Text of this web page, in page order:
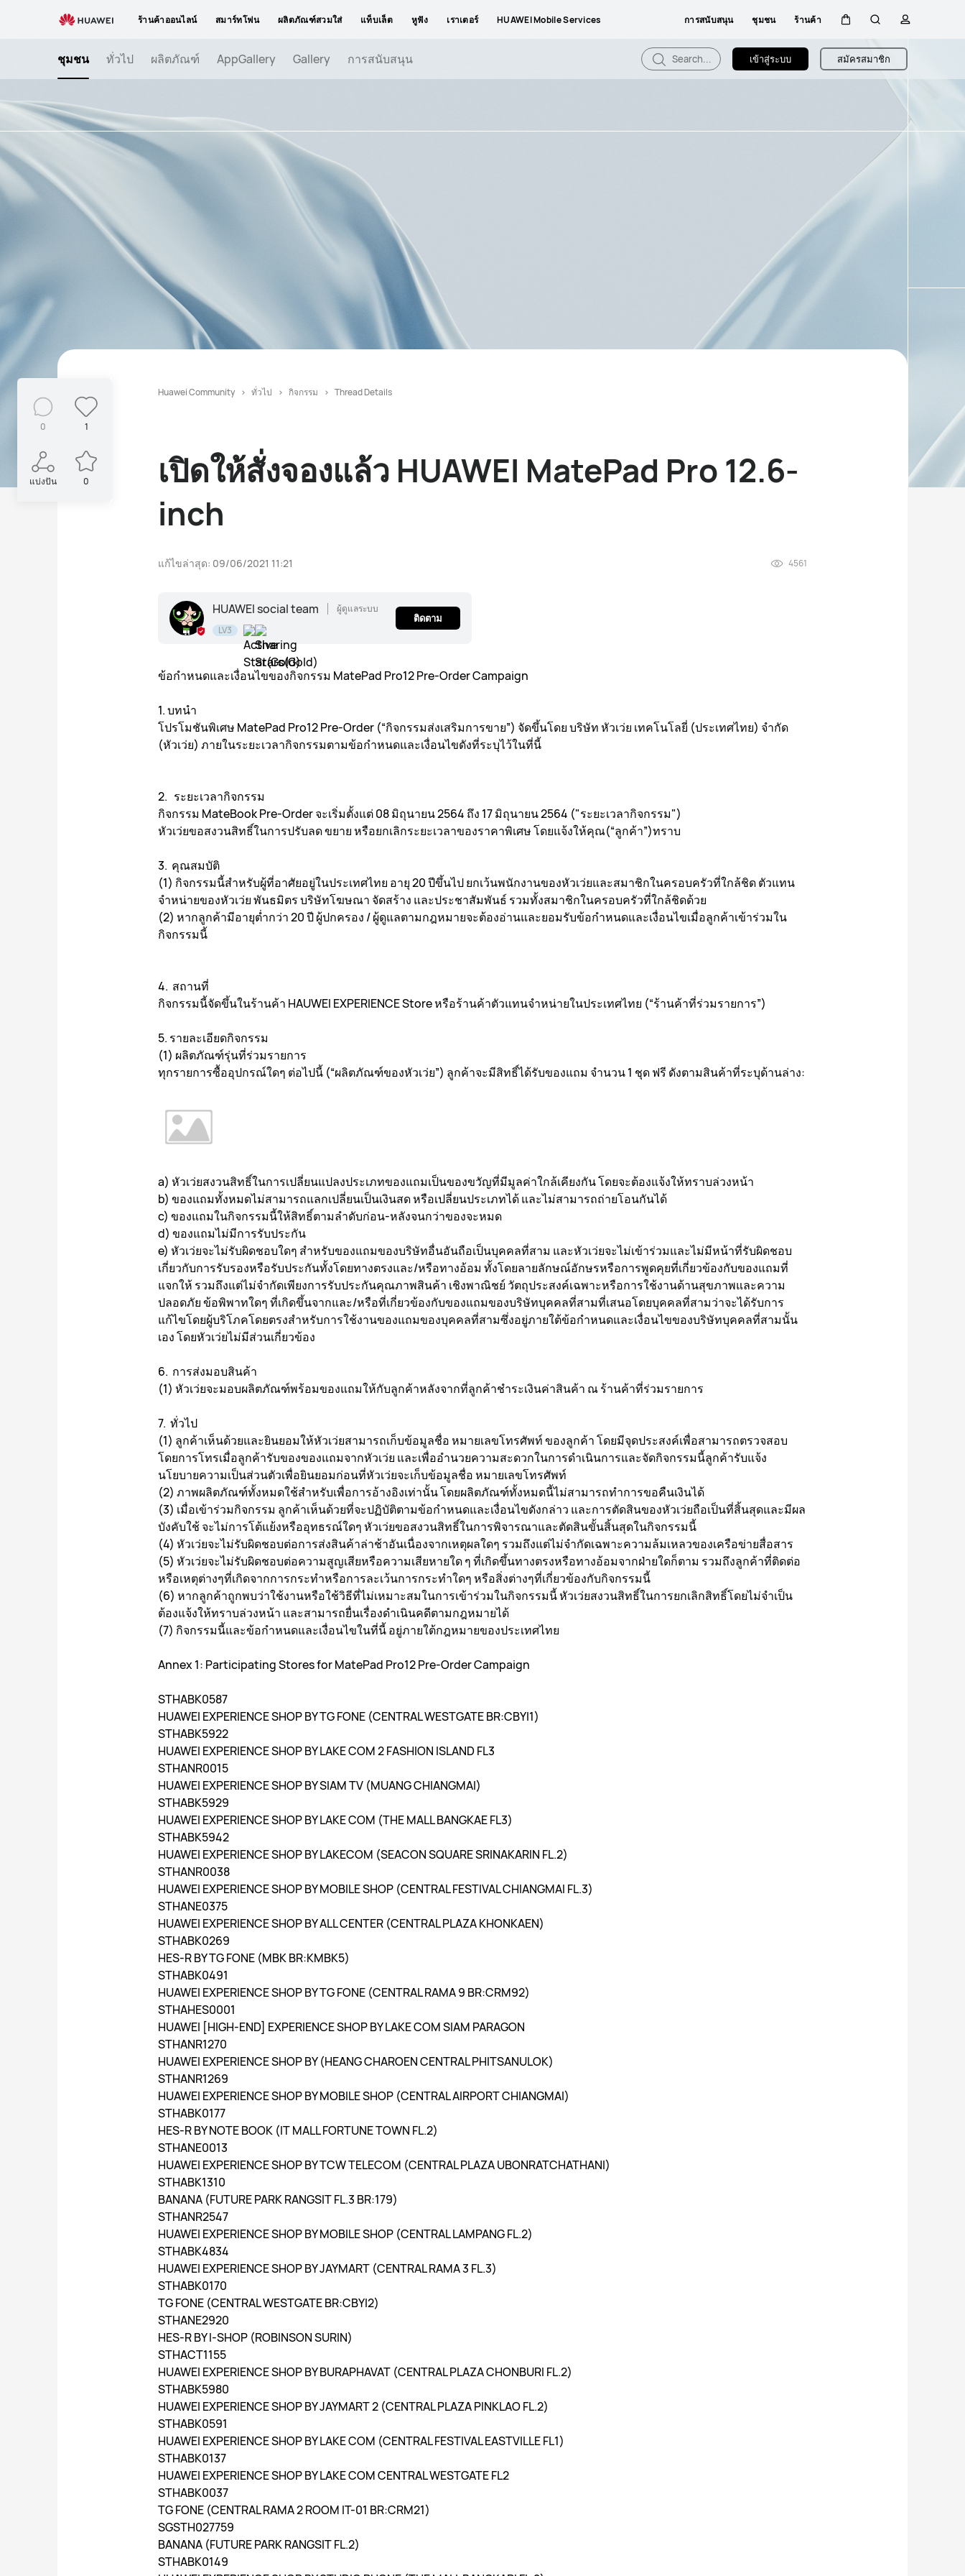
inch
ร้านค้าออนไลน์ สมาร์ทโฟน ผลิตภัณฑ์สวมใส่ แท็บเล็ต หูฟัง เราเตอร์ HUAWEI Mobile Services การสนับสนุน ชุมชน ร้านค้า
ชุมชน
ทั่วไป ผลิตภัณฑ์ AppGallery Gallery การสนับสนุน Search... เข้าสู่ระบบ สมัครสมาชิก
Huawei Community ทั่วไป กิจกรรม Thread Details
เปิดให้สั่งจองแล้ว HUAWEI MatePad Pro 12.6-
inch
แก้ไขล่าสุด: 09/06/2021 11:21 4561
HUAWEI social team
ผู้ดูแลระบบ
LV3
ติดตาม
ข้อกำหนดและเงื่อนไขของกิจกรรม MatePad Pro12 Pre-Order Campaign
1. บทนำ
โปรโมชันพิเศษ MatePad Pro12 Pre-Order (“กิจกรรมส่งเสริมการขาย”) จัดขึ้นโดย บริษัท หัวเว่ย เทคโนโลยี่ (ประเทศไทย) จำกัด
(หัวเว่ย) ภายในระยะเวลากิจกรรมตามข้อกำหนดและเงื่อนไขดังที่ระบุไว้ในที่นี้
2. ระยะเวลากิจกรรม
กิจกรรม MateBook Pre-Order จะเริ่มตั้งแต่ 08 มิถุนายน 2564 ถึง 17 มิถุนายน 2564 ("ระยะเวลากิจกรรม")
หัวเว่ยขอสงวนสิทธิ์ในการปรับลด ขยาย หรือยกเลิกระยะเวลาของราคาพิเศษ โดยแจ้งให้คุณ(“ลูกค้า”)ทราบ
3. คุณสมบัติ
(1) กิจกรรมนี้สำหรับผู้ที่อาศัยอยู่ในประเทศไทย อายุ 20 ปีขึ้นไป ยกเว้นพนักงานของหัวเว่ยและสมาชิกในครอบครัวที่ใกล้ชิด ตัวแทน
จำหน่ายของหัวเว่ย พันธมิตร บริษัทโฆษณา จัดสร้าง และประชาสัมพันธ์ รวมทั้งสมาชิกในครอบครัวที่ใกล้ชิดด้วย
(2) หากลูกค้ามีอายุต่ำกว่า 20 ปี ผู้ปกครอง / ผู้ดูแลตามกฎหมายจะต้องอ่านและยอมรับข้อกำหนดและเงื่อนไขเมื่อลูกค้าเข้าร่วมใน
กิจกรรมนี้
4. สถานที่
กิจกรรมนี้จัดขึ้นในร้านค้า HAUWEI EXPERIENCE Store หรือร้านค้าตัวแทนจำหน่ายในประเทศไทย (“ร้านค้าที่ร่วมรายการ”)
5. รายละเอียดกิจกรรม
(1) ผลิตภัณฑ์รุ่นที่ร่วมรายการ
ทุกรายการซื้ออุปกรณ์ใดๆ ต่อไปนี้ (“ผลิตภัณฑ์ของหัวเว่ย”) ลูกค้าจะมีสิทธิ์ได้รับของแถม จำนวน 1 ชุด ฟรี ดังตามสินค้าที่ระบุด้านล่าง:
a) หัวเว่ยสงวนสิทธิ์ในการเปลี่ยนแปลงประเภทของแถมเป็นของขวัญที่มีมูลค่าใกล้เคียงกัน โดยจะต้องแจ้งให้ทราบล่วงหน้า
b) ของแถมทั้งหมดไม่สามารถแลกเปลี่ยนเป็นเงินสด หรือเปลี่ยนประเภทได้ และไม่สามารถถ่ายโอนกันได้
c) ของแถมในกิจกรรมนี้ให้สิทธิ์ตามลำดับก่อน-หลังจนกว่าของจะหมด
d) ของแถมไม่มีการรับประกัน
e) หัวเว่ยจะไม่รับผิดชอบใดๆ สำหรับของแถมของบริษัทอื่นอันถือเป็นบุคคลที่สาม และหัวเว่ยจะไม่เข้าร่วมและไม่มีหน้าที่รับผิดชอบ
เกี่ยวกับการรับรองหรือรับประกันทั้งโดยทางตรงและ/หรือทางอ้อม ทั้งโดยลายลักษณ์อักษรหรือการพูดคุยที่เกี่ยวข้องกับของแถมที่
แจกให้ รวมถึงแต่ไม่จำกัดเพียงการรับประกันคุณภาพสินค้า เชิงพาณิชย์ วัตถุประสงค์เฉพาะหรือการใช้งานด้านสุขภาพและความ
ปลอดภัย ข้อพิพาทใดๆ ที่เกิดขึ้นจากและ/หรือที่เกี่ยวข้องกับของแถมของบริษัทบุคคลที่สามที่เสนอโดยบุคคลที่สามว่าจะได้รับการ
แก้ไขโดยผู้บริโภคโดยตรงสำหรับการใช้งานของแถมของบุคคลที่สามซึ่งอยู่ภายใต้ข้อกำหนดและเงื่อนไขของบริษัทบุคคลที่สามนั้น
เอง โดยหัวเว่ยไม่มีส่วนเกี่ยวข้อง
6. การส่งมอบสินค้า
(1) หัวเว่ยจะมอบผลิตภัณฑ์พร้อมของแถมให้กับลูกค้าหลังจากที่ลูกค้าชำระเงินค่าสินค้า ณ ร้านค้าที่ร่วมรายการ
7. ทั่วไป
(1) ลูกค้าเห็นด้วยและยินยอมให้หัวเว่ยสามารถเก็บข้อมูลชื่อ หมายเลขโทรศัพท์ ของลูกค้า โดยมีจุดประสงค์เพื่อสามารถตรวจสอบ
โดยการโทรเมื่อลูกค้ารับของของแถมจากหัวเว่ย และเพื่ออำนวยความสะดวกในการดำเนินการและจัดกิจกรรมนี้ลูกค้ารับแจ้ง
นโยบายความเป็นส่วนตัวเพื่อยินยอมก่อนที่หัวเว่ยจะเก็บข้อมูลชื่อ หมายเลขโทรศัพท์
(2) ภาพผลิตภัณฑ์ทั้งหมดใช้สำหรับเพื่อการอ้างอิงเท่านั้น โดยผลิตภัณฑ์ทั้งหมดนี้ไม่สามารถทำการขอคืนเงินได้
(3) เมื่อเข้าร่วมกิจกรรม ลูกค้าเห็นด้วยที่จะปฏิบัติตามข้อกำหนดและเงื่อนไขดังกล่าว และการตัดสินของหัวเว่ยถือเป็นที่สิ้นสุดและมีผล
บังคับใช้ จะไม่การโต้แย้งหรืออุทธรณ์ใดๆ หัวเว่ยขอสงวนสิทธิ์ในการพิจารณาและตัดสินขั้นสิ้นสุดในกิจกรรมนี้
(4) หัวเว่ยจะไม่รับผิดชอบต่อการส่งสินค้าล่าช้าอันเนื่องจากเหตุผลใดๆ รวมถึงแต่ไม่จำกัดเฉพาะความล้มเหลวของเครือข่ายสื่อสาร
(5) หัวเว่ยจะไม่รับผิดชอบต่อความสูญเสียหรือความเสียหายใด ๆ ที่เกิดขึ้นทางตรงหรือทางอ้อมจากฝ่ายใดก็ตาม รวมถึงลูกค้าที่ติดต่อ
หรือเหตุต่างๆที่เกิดจากการกระทำหรือการละเว้นการกระทำใดๆ หรือสิ่งต่างๆที่เกี่ยวข้องกับกิจกรรมนี้
(6) หากลูกค้าถูกพบว่าใช้งานหรือใช้วิธีที่ไม่เหมาะสมในการเข้าร่วมในกิจกรรมนี้ หัวเว่ยสงวนสิทธิ์ในการยกเลิกสิทธิ์โดยไม่จำเป็น
ต้องแจ้งให้ทราบล่วงหน้า และสามารถยื่นเรื่องดำเนินคดีตามกฎหมายได้
(7) กิจกรรมนี้และข้อกำหนดและเงื่อนไขในที่นี้ อยู่ภายใต้กฎหมายของประเทศไทย
Annex 1: Participating Stores for MatePad Pro12 Pre-Order Campaign
STHABK0587
HUAWEI EXPERIENCE SHOP BY TG FONE (CENTRAL WESTGATE BR:CBYI1)
STHABK5922
HUAWEI EXPERIENCE SHOP BY LAKE COM 2 FASHION ISLAND FL3
STHANR0015
HUAWEI EXPERIENCE SHOP BY SIAM TV (MUANG CHIANGMAI)
STHABK5929
HUAWEI EXPERIENCE SHOP BY LAKE COM (THE MALL BANGKAE FL3)
STHABK5942
HUAWEI EXPERIENCE SHOP BY LAKECOM (SEACON SQUARE SRINAKARIN FL.2)
STHANR0038
HUAWEI EXPERIENCE SHOP BY MOBILE SHOP (CENTRAL FESTIVAL CHIANGMAI FL.3)
STHANE0375
HUAWEI EXPERIENCE SHOP BY ALL CENTER (CENTRAL PLAZA KHONKAEN)
STHABK0269
HES-R BY TG FONE (MBK BR:KMBK5)
STHABK0491
HUAWEI EXPERIENCE SHOP BY TG FONE (CENTRAL RAMA 9 BR:CRM92)
STHAHES0001
HUAWEI [HIGH-END] EXPERIENCE SHOP BY LAKE COM SIAM PARAGON
STHANR1270
HUAWEI EXPERIENCE SHOP BY (HEANG CHAROEN CENTRAL PHITSANULOK)
STHANR1269
HUAWEI EXPERIENCE SHOP BY MOBILE SHOP (CENTRAL AIRPORT CHIANGMAI)
STHABK0177
HES-R BY NOTE BOOK (IT MALL FORTUNE TOWN FL.2)
STHANE0013
HUAWEI EXPERIENCE SHOP BY TCW TELECOM (CENTRAL PLAZA UBONRATCHATHANI)
STHABK1310
BANANA (FUTURE PARK RANGSIT FL.3 BR:179)
STHANR2547
HUAWEI EXPERIENCE SHOP BY MOBILE SHOP (CENTRAL LAMPANG FL.2)
STHABK4834
HUAWEI EXPERIENCE SHOP BY JAYMART (CENTRAL RAMA 3 FL.3)
STHABK0170
TG FONE (CENTRAL WESTGATE BR:CBYI2)
STHANE2920
HES-R BY I-SHOP (ROBINSON SURIN)
STHACT1155
HUAWEI EXPERIENCE SHOP BY BURAPHAVAT (CENTRAL PLAZA CHONBURI FL.2)
STHABK5980
HUAWEI EXPERIENCE SHOP BY JAYMART 2 (CENTRAL PLAZA PINKLAO FL.2)
STHABK0591
HUAWEI EXPERIENCE SHOP BY LAKE COM (CENTRAL FESTIVAL EASTVILLE FL1)
STHABK0137
HUAWEI EXPERIENCE SHOP BY LAKE COM CENTRAL WESTGATE FL2
STHABK0037
TG FONE (CENTRAL RAMA 2 ROOM IT-01 BR:CRM21)
SGSTH027759
BANANA (FUTURE PARK RANGSIT FL.2)
STHABK0149
0 1
แบ่งปัน 0